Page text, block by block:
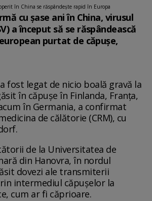
în China se răspândește rapid în Europa
cu șase ani în China, virusul
a început să se răspândească
purtat de căpușe,
fost legat de nicio boală gravă la
în căpuşe în Finlanda, Franţa,
în Germania, a confirmat
de călătorie (CRM), cu
de la Universitatea de
din Hanovra, în nordul
dovezi ale transmiterii
intermediul căpușelor la
cum ar fi căprioare.